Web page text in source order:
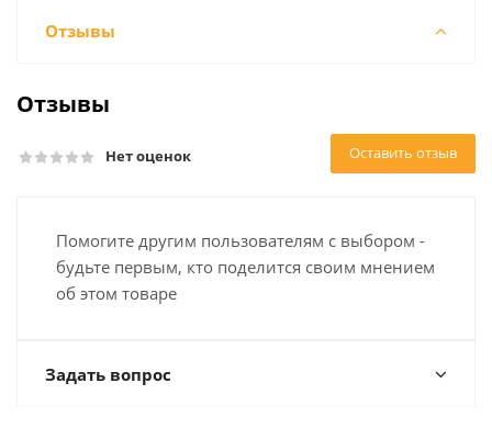
Отзывы
Отзывы
Нет оценок Оставить отзыв
Помогите другим пользователям с выбором -
будьте первым, кто поделится своим мнением
об этом товаре
Задать вопрос